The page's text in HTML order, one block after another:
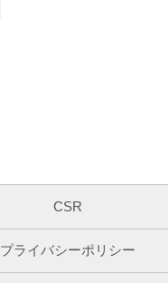
CSR
プライバシーポリシー